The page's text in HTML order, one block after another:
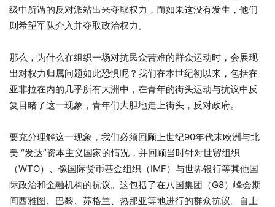
级中所谓的反对派站出来夺取权力，而如果这没有发生，他们
则希望军队介入并夺取政治权力。
那么，为什么在组织一场对抗民众苦难的群众运动时，会展现
出对权力归属问题如此恐惧呢？我们在本世纪初以来，包括在
亚非拉在内的几乎所有大洲中，在青年的街头运动与抗议中反
复目睹了这一现象，青年们大胆地走上街头，反对政府。
要充分理解这一现象，我们必须回顾上世纪90年代末欧洲与北
美 “发达”资本主义国家的情况，并回顾当时针对世贸组织
（WTO）、像国际货币基金组织（IMF）与世界银行等其他国
际政治和金融机构的抗议。这包括了在八国集团（G8）峰会期
间西雅图、巴黎、苏格兰、热那亚等地进行的群众抗议。自上